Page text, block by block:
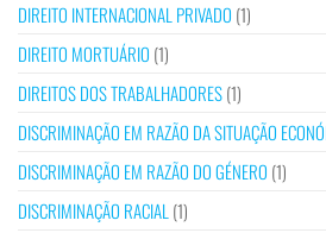
DIREITO INTERNACIONAL PRIVADO (1)
DIREITO MORTUÁRIO (1)
DIREITOS DOS TRABALHADORES(1)
DISCRIMINAÇÃO EM RAZÃO DA SITUAÇÃO
DISCRIMINAÇÃO EM RAZÃO DO GÉNERO (1)
DISCRIMINAÇÃO RACIAL (1)